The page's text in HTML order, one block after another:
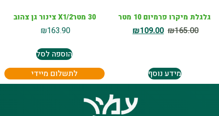
גלגלת מיקרו פרמיום 10 מטר
₪165.00
₪109.00
מידע נוסף
30 מטרX1/2 צינור גן צהוב
₪163.90
הוספה לסל
לתשלום מיידי